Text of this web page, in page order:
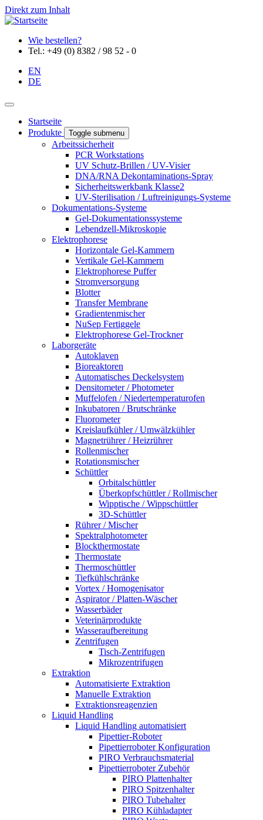
Direkt zum Inhalt
Wie bestellen?
Tel.: +49 (0) 8382 / 98 52 - 0
EN
DE
Startseite
Produkte
Toggle submenu
Arbeitssicherheit
PCR Workstations
UV Schutz-Brillen / UV-Visier
DNA/RNA Dekontaminations-Spray
Sicherheitswerkbank Klasse2
UV-Sterilisation / Luftreinigungs-Systeme
Dokumentations-Systeme
Gel-Dokumentationssysteme
Lebendzell-Mikroskopie
Elektrophorese
Horizontale Gel-Kammern
Vertikale Gel-Kammern
Elektrophorese Puffer
Stromversorgung
Blotter
Transfer Membrane
Gradientenmischer
NuSep Fertiggele
Elektrophorese Gel-Trockner
Laborgeräte
Autoklaven
Bioreaktoren
Automatisches Deckelsystem
Densitometer / Photometer
Muffelofen / Niedertemperaturofen
Inkubatoren / Brutschränke
Fluorometer
Kreislaufkühler / Umwälzkühler
Magnetrührer / Heizrührer
Rollenmischer
Rotationsmischer
Schüttler
Orbitalschüttler
Überkopfschüttler / Rollmischer
Wipptische / Wippschüttler
3D-Schüttler
Rührer / Mischer
Spektralphotometer
Blockthermostate
Thermostate
Thermoschüttler
Tiefkühlschränke
Vortex / Homogenisator
Aspirator / Platten-Wäscher
Wasserbäder
Veterinärprodukte
Wasseraufbereitung
Zentrifugen
Tisch-Zentrifugen
Mikrozentrifugen
Extraktion
Automatisierte Extraktion
Manuelle Extraktion
Extraktionsreagenzien
Liquid Handling
Liquid Handling automatisiert
Pipettier-Roboter
Pipettierroboter Konfiguration
PIRO Verbrauchsmaterial
Pipettierroboter Zubehör
PIRO Plattenhalter
PIRO Spitzenhalter
PIRO Tubehalter
PIRO Kühladapter